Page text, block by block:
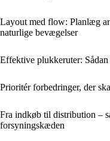
Layout med flow: Planlæg
naturlige bevægelser
Effektive plukkeruter:
Prioritér forbedringer, der
Fra indkøb til distribution –
forsyningskæden